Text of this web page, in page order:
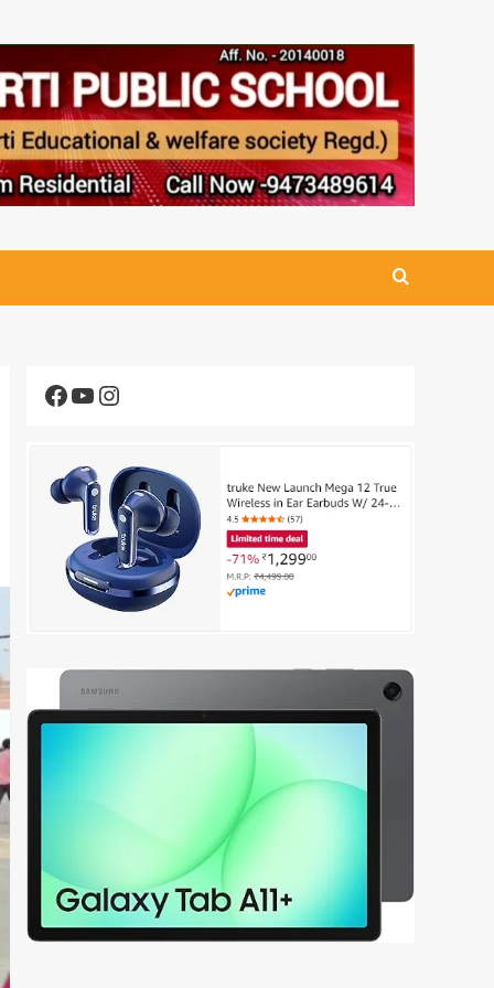
Facebook
YouTube
Instagram